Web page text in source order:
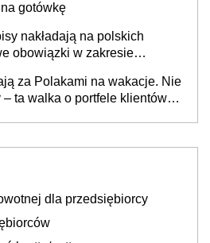
gotówkę
nakładają na polskich
obowiązki w zakresie
za Polakami na wakacje. Nie
ta walka o portfele klientów
dla przedsiębiorcy